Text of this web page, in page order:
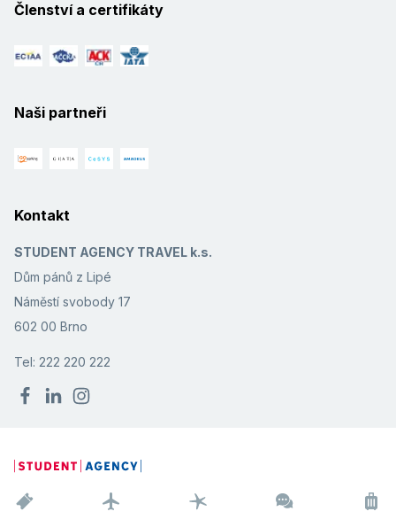
Členství a certifikáty
Naši partneři
Kontakt
STUDENT AGENCY TRAVEL k.s.
Dům pánů z Lipé
Náměstí svobody 17
602 00 Brno
Tel: 222 220 222